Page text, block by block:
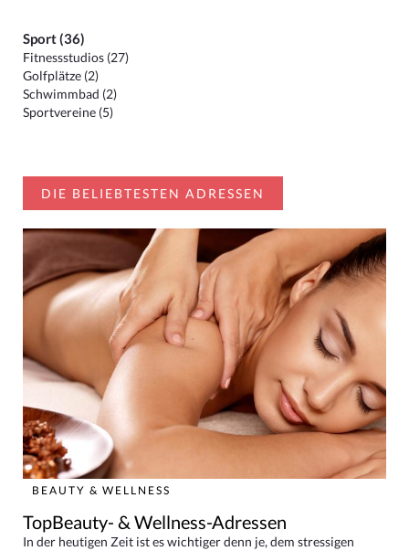
Sport (36)
Fitnessstudios (27)
Golfplätze (2)
Schwimmbad (2)
Sportvereine (5)
DIE BELIEBTESTEN ADRESSEN
BEAUTY & WELLNESS
TopBeauty- & Wellness-Adressen
In der heutigen Zeit ist es wichtiger denn je, dem stressigen